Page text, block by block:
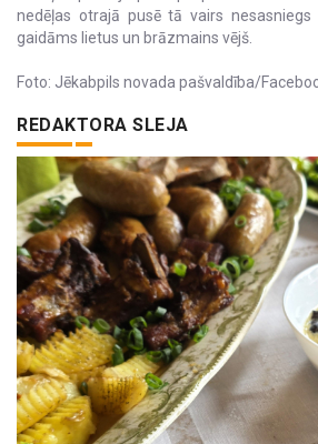
nedēļas otrajā pusē tā vairs
gaidāms lietus un brāzmains vējš.
Foto: Jēkabpils novada pašvaldība/
REDAKTORA SLEJA